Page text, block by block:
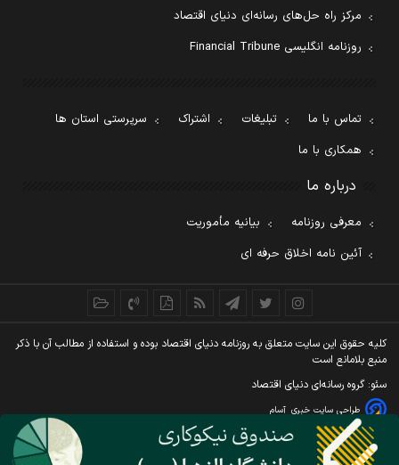
مرکز راه حل‌های رسانه‌ای دنیای اقتصاد
روزنامه انگلیسی Financial Tribune
تماس با ما تبلیغات اشتراک
سرپرستی استان ها
همکاری با ما
درباره ما
معرفی روزنامه
بیانیه مأموریت
آئین نامه اخلاق حرفه ای
کليه حقوق اين سايت متعلق به روزنامه دنيای اقتصاد بوده و استفاده از مطالب آن با ذکر
منبع بلامانع است
سئو: گروه رسانه‌ای دنیای اقتصاد
طراحی سایت خبری آسام